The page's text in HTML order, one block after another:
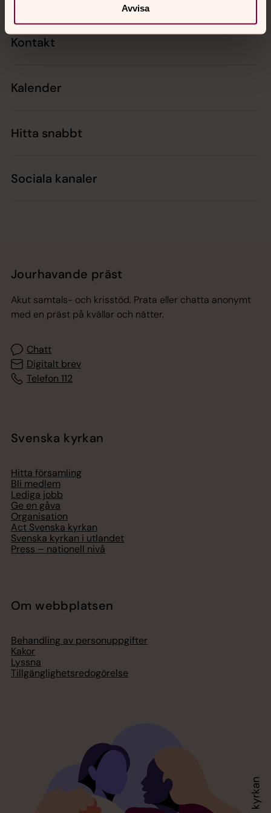
Avvisa
Kontakt
Kalender
Hitta snabbt
Sociala kanaler
Jourhavande präst
Akut samtals- och krisstöd. Prata eller chatta anonymt
med en präst på kvällar och nätter.
Chatt
Digitalt brev
Telefon 112
Svenska kyrkan
Hitta församling
Bli medlem
Lediga jobb
Ge en gåva
Organisation
Act Svenska kyrkan
Svenska kyrkan i utlandet
Press – nationell nivå
Om webbplatsen
Behandling av personuppgifter
Kakor
Lyssna
Tillgänglighetsredogörelse